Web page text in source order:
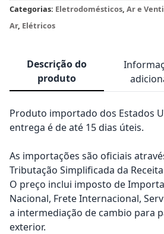
Categorias: Eletrodomésticos, Ar e
Ar, Elétricos
Descrição do
produto
Produto importado dos Estados
entrega é de até 15 dias úteis.
As importações são oficiais
Tributação Simplificada da
O preço inclui imposto de
Nacional, Frete Internacional,
a intermediação de cambio para
exterior.